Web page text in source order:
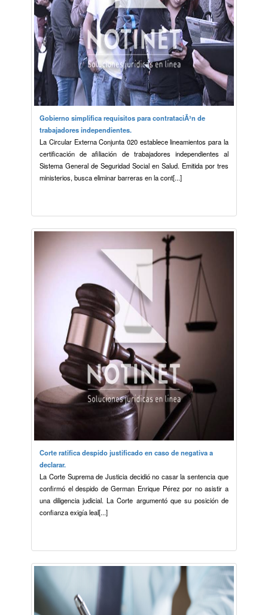
Gobierno simplifica requisitos para contrataciÃ³n de
trabajadores independientes.
La Circular Externa Conjunta 020 establece lineamientos para la
certificación de afiliación de trabajadores independientes al
Sistema General de Seguridad Social en Salud. Emitida por tres
ministerios, busca eliminar barreras en la cont[...]
Corte ratifica despido justificado en caso de negativa a
declarar.
La Corte Suprema de Justicia decidió no casar la sentencia que
confirmó el despido de German Enrique Pérez por no asistir a
una diligencia judicial. La Corte argumentó que su posición de
confianza exigía leal[...]